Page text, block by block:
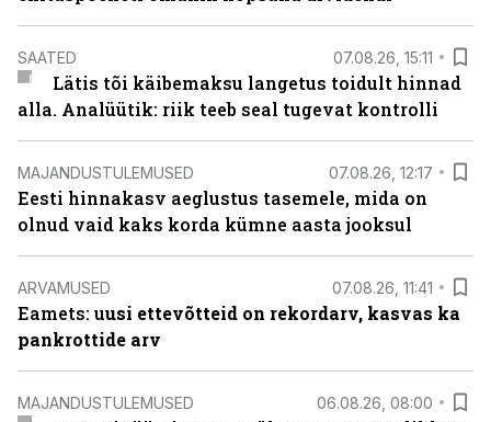
SAATED 07.08.26, 15:11
Lätis tõi käibemaksu langetus toidult hinnad
alla. Analüütik: riik teeb seal tugevat kontrolli
MAJANDUSTULEMUSED 07.08.26, 12:17
Eesti hinnakasv aeglustus tasemele, mida on
olnud vaid kaks korda kümne aasta jooksul
ARVAMUSED 07.08.26, 11:41
Eamets: uusi ettevõtteid on rekordarv, kasvas ka
pankrottide arv
MAJANDUSTULEMUSED 06.08.26, 08:00